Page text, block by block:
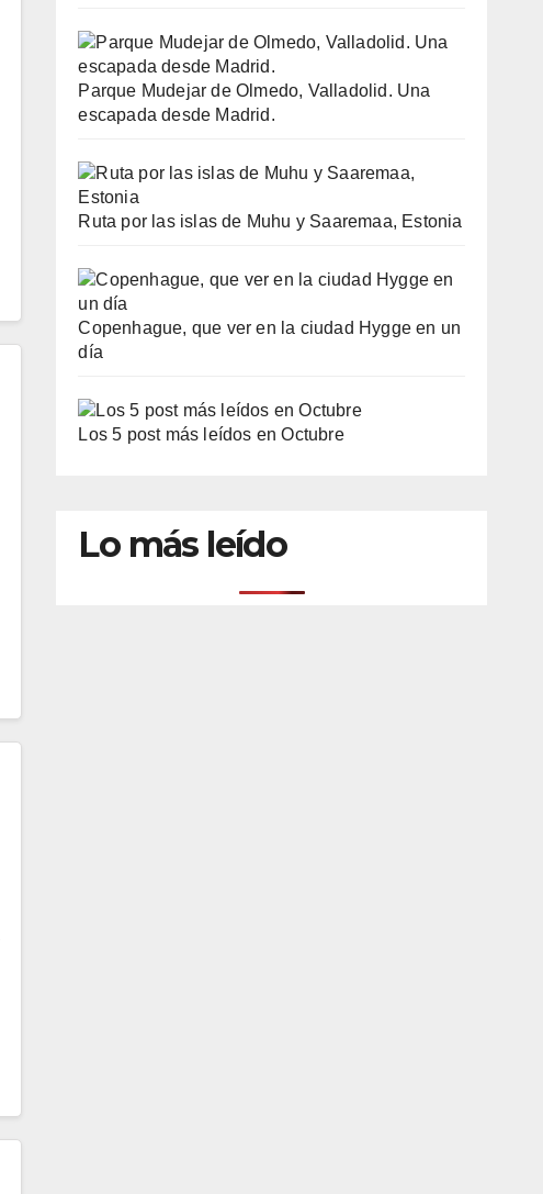
Parque Mudejar de Olmedo, Valladolid. Una
escapada desde Madrid.
Ruta por las islas de Muhu y Saaremaa, Estonia
Copenhague, que ver en la ciudad Hygge en un
día
Los 5 post más leídos en Octubre
Lo más leído